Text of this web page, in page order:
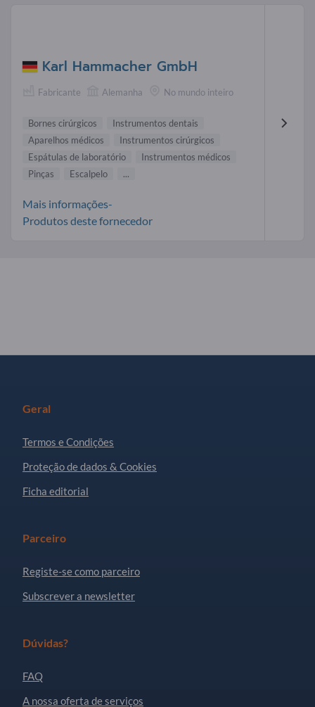
Karl Hammacher GmbH
Fabricante Alemanha No mundo inteiro
Bornes cirúrgicos
Instrumentos dentais
Aparelhos médicos
Instrumentos cirúrgicos
Espátulas de laboratório
Instrumentos médicos
Pinças
Escalpelo ...
Mais informações-
Produtos deste fornecedor
Geral
Termos e Condições
Proteção de dados & Cookies
Ficha editorial
Parceiro
Registe-se como parceiro
Subscrever a newsletter
Dúvidas?
FAQ
A nossa oferta de serviços